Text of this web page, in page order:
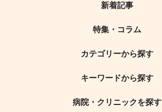
新着記事
特集・コラム
カテゴリーから探す
キーワードから探す
病院・クリニックを探す